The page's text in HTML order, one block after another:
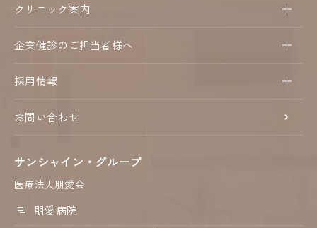
クリニック案内
企業健診のご担当者様へ
採用情報
お問い合わせ
サンシャイン・グループ
医療法人朋愛会
朋愛病院